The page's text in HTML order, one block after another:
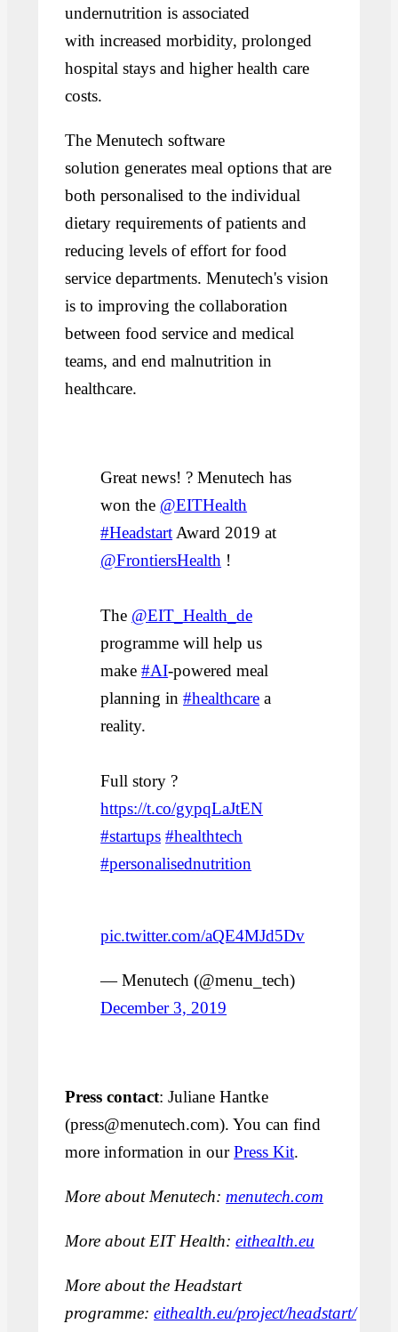
undernutrition is associated
with increased morbidity, prolonged
hospital stays and higher health care
costs.
The Menutech software
solution generates meal options that are
both personalised to the individual
dietary requirements of patients and
reducing levels of effort for food
service departments. Menutech's vision
is to improving the collaboration
between food service and medical
teams, and end malnutrition in
healthcare.
Great news! ? Menutech has
won the @EITHealth
#Headstart Award 2019 at
@FrontiersHealth !
The @EIT_Health_de
programme will help us
make#AI-powered meal
planning in#healthcare a
reality.
Full story ?
https://t.co/gypqLaJtEN
#startups #healthtech
#personalisednutrition
pic.twitter.com/aQE4MJd5Dv
— Menutech (@menu_tech)
December 3, 2019
Press contact: Juliane Hantke
(press@menutech.com). You can find
more information in ourPress Kit.
More about Menutech: menutech.com
More about EIT Health:eithealth.eu
More about the Headstart
programme:eithealth.eu/project/headstart/